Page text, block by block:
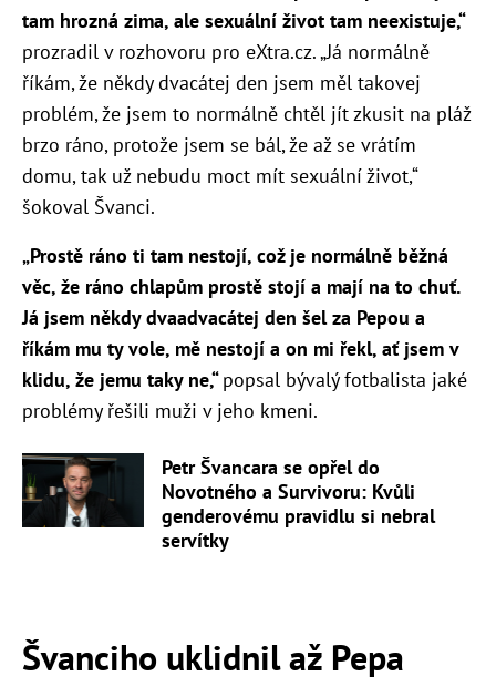
tam hrozná zima, ale sexuální život tam neexistuje,“
prozradil v rozhovoru pro eXtra.cz.„Já normálně
říkám, že někdy dvacátej den jsem měl takovej
problém, že jsem to normálně chtěl jít zkusit na pláž
brzo ráno, protože jsem se bál, že až se vrátím
domu, tak už nebudu moct mít sexuální život,“
šokoval Švanci.
„Prostě ráno ti tam nestojí, což je normálně běžná
věc, že ráno chlapům prostě stojí a mají na to chuť.
Já jsem někdy dvaadvacátej den šel za Pepou a
říkám mu ty vole, mě nestojí a on mi řekl, ať jsem v
klidu, že jemu taky ne,“popsal bývalý fotbalista jaké
problémy řešili muži v jeho kmeni.
Petr Švancara se opřel do
Novotného a Survivoru: Kvůli
genderovému pravidlu si nebral
servítky
Švanciho uklidnil až Pepa